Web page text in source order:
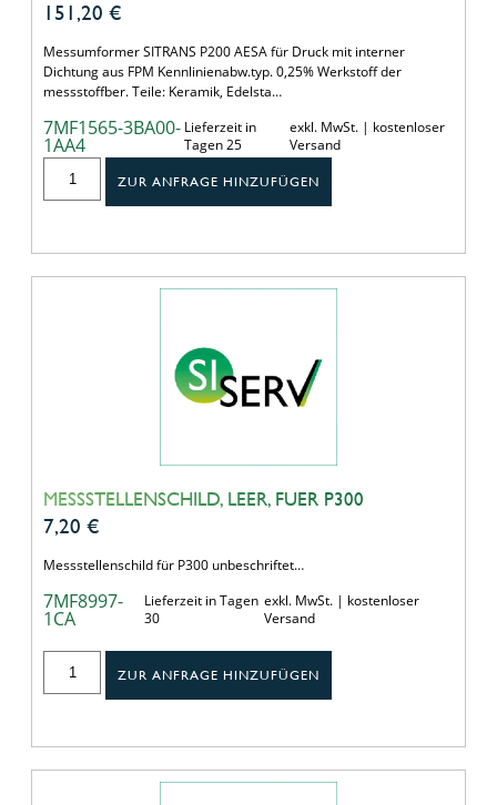
151,20 €
Messumformer SITRANS P200 AESA für Druck mit interner
Dichtung aus FPM Kennlinienabw.typ. 0,25% Werkstoff der
messstoffber. Teile: Keramik, Edelsta…
7MF1565-3BA00-
1AA4
Lieferzeit in
Tagen 25
exkl. MwSt. | kostenloser
Versand
ZUR ANFRAGE HINZUFÜGEN
MESSSTELLENSCHILD, LEER, FUER P300
7,20 €
Messstellenschild für P300 unbeschriftet…
7MF8997-
1CA
Lieferzeit in Tagen
30
exkl. MwSt. | kostenloser
Versand
ZUR ANFRAGE HINZUFÜGEN